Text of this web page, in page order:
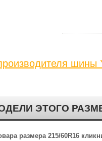
шины
ЭТОГО
размера 215/60R16